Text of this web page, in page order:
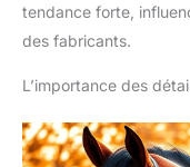
tendance forte,
des fabricants.
L’importance des